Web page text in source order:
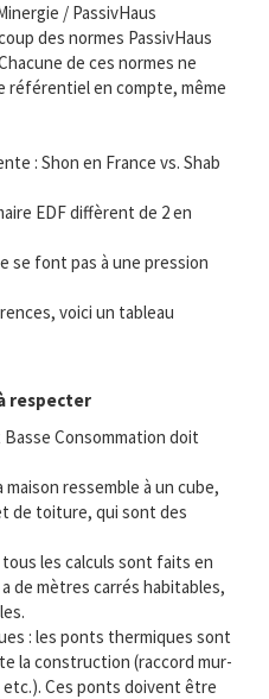
/ PassivHaus
des normes PassivHaus
de ces normes ne
référentiel en compte, même
: Shon en France vs. Shab
EDF diffèrent de 2 en
se font pas à une pression
voici un tableau
respecter
Consommation doit
ressemble à un cube,
de toiture, qui sont des
les calculs sont faits en
de mètres carrés habitables,
: les ponts thermiques sont
la construction (raccord mur-
Ces ponts doivent être